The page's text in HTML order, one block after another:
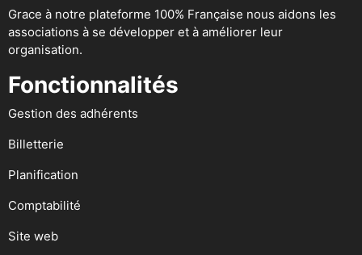
Grace à notre plateforme 100% Française nous aidons les
associations à se développer et à améliorer leur
organisation.
Fonctionnalités
Gestion des adhérents
Billetterie
Planification
Comptabilité
Site web